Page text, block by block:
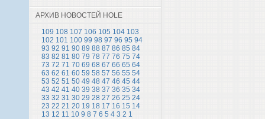
АРХИВ НОВОСТЕЙ HOLE
109 108 107 106 105 104 103
102 101 100 99 98 97 96 95 94
93 92 91 90 89 88 87 86 85 84
83 82 81 80 79 78 77 76 75 74
73 72 71 70 69 68 67 66 65 64
63 62 61 60 59 58 57 56 55 54
53 52 51 50 49 48 47 46 45 44
43 42 41 40 39 38 37 36 35 34
33 32 31 30 29 28 27 26 25 24
23 22 21 20 19 18 17 16 15 14
13 12 11 10 9 8 7 6 5 4 3 2 1